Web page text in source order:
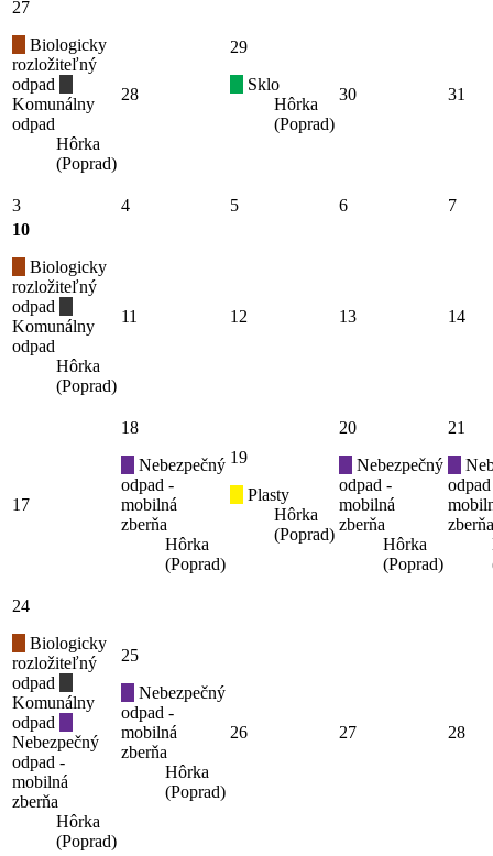
27
Biologicky
rozložiteľný
odpad
Komunálny
odpad
Hôrka
(Poprad)
28
29
Sklo
Hôrka
(Poprad)
30 31
3 4 5 6
7
10
Biologicky
rozložiteľný
odpad
Komunálny
odpad
Hôrka
(Poprad)
11 12 13 14
17
18
Nebezpečný
odpad -
mobilná
zberňa
Hôrka
(Poprad)
19
Plasty
Hôrka
(Poprad)
20
Nebezpečný
odpad -
mobilná
zberňa
Hôrka
(Poprad)
21
zberňa
24
Biologicky
rozložiteľný
odpad
Komunálny
odpad
Nebezpečný
odpad -
mobilná
zberňa
Hôrka
(Poprad)
25
Nebezpečný
odpad -
mobilná
zberňa
Hôrka
(Poprad)
26 27 28